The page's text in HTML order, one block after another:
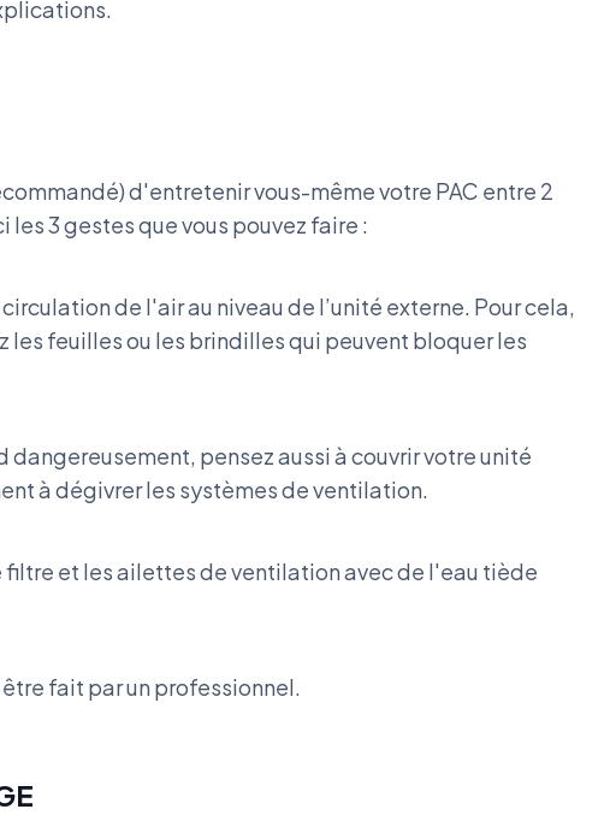
d'entretenir vous-même votre PAC entre 2
les 3 gestes que vous pouvez faire :
de l'air au niveau de l’unité externe. Pour cela,
les feuilles ou les brindilles qui peuvent bloquer les
dangereusement, pensez aussi à couvrir votre unité
à dégivrer les systèmes de ventilation.
filtre et les ailettes de ventilation avec de l'eau tiède
fait par un professionnel.